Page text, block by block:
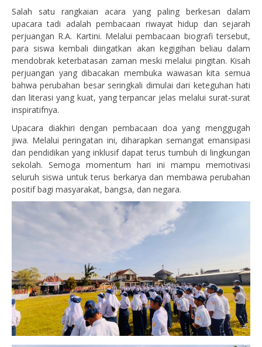
Salah satu rangkaian acara yang paling berkesan dalam
upacara tadi adalah pembacaan riwayat hidup dan sejarah
perjuangan R.A. Kartini. Melalui pembacaan biografi tersebut,
para siswa kembali diingatkan akan kegigihan beliau dalam
mendobrak keterbatasan zaman meski melalui pingitan. Kisah
perjuangan yang dibacakan membuka wawasan kita semua
bahwa perubahan besar seringkali dimulai dari keteguhan hati
dan literasi yang kuat, yang terpancar jelas melalui surat-surat
inspiratifnya.
Upacara diakhiri dengan pembacaan doa yang menggugah
jiwa. Melalui peringatan ini, diharapkan semangat emansipasi
dan pendidikan yang inklusif dapat terus tumbuh di lingkungan
sekolah. Semoga momentum hari ini mampu memotivasi
seluruh siswa untuk terus berkarya dan membawa perubahan
positif bagi masyarakat, bangsa, dan negara.